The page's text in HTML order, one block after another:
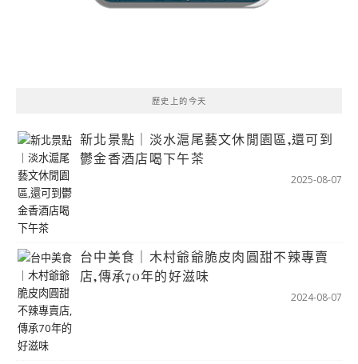
歷史上的今天
新北景點｜淡水滬尾藝文休閒園區,還可到
鬱金香酒店喝下午茶
2025-08-07
台中美食｜木村爺爺脆皮肉圓甜不辣專賣
店,傳承70年的好滋味
2024-08-07